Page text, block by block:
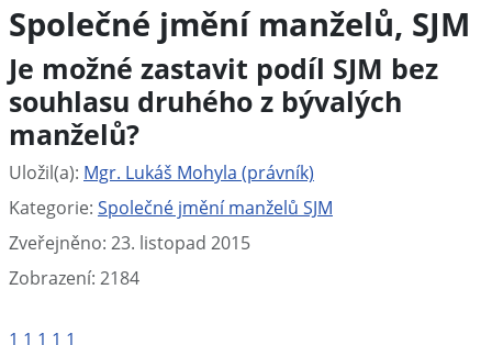
Společné jmění manželů, SJM
Je možné zastavit podíl SJM bez
souhlasu druhého z bývalých
manželů?
Základní údaje
Uložil(a): Mgr. Lukáš Mohyla (právník)
Kategorie: Společné jmění manželů SJM
Zveřejněno: 23. listopad 2015
Zobrazení: 2184
1 1 1 1 1